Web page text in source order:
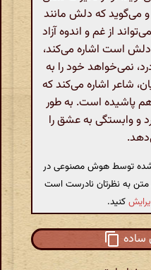
می‌گوید که دلش مانند
از غم و اندوه آزاد
دلش است اشاره می‌کند،
نمی‌خواهد خود را به
شاعر اشاره می‌کند که
پاشیده است. به طور
و وابستگی به عشق را
شده توسط هوش مصنوعی در
متن به نظرتان نادرست است
کنید.
ساده